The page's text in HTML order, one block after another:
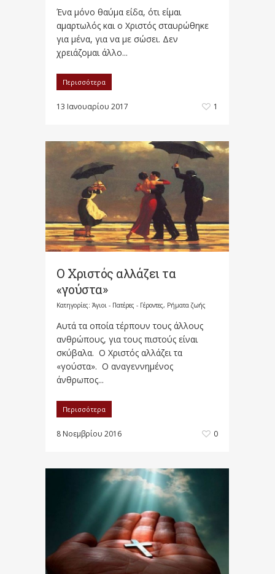
Ένα μόνο θαύμα είδα, ότι είμαι
αμαρτωλός και ο Χριστός σταυρώθηκε
για μένα, για να με σώσει. Δεν
χρειάζομαι άλλο...
Περισσότερα
13 Ιανουαρίου 2017 1
Ο Χριστός αλλάζει τα
«γούστα»
Κατηγορίες: Άγιοι - Πατέρες - Γέροντες, Ρήματα ζωής
Αυτά τα οποία τέρπουν τους άλλους
ανθρώπους, για τους πιστούς είναι
σκύβαλα. Ο Χριστός αλλάζει τα
«γούστα». Ο αναγεννημένος
άνθρωπος...
Περισσότερα
8 Νοεμβρίου 2016 0